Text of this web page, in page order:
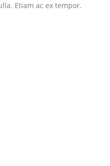
Etiam ac ex tempor.